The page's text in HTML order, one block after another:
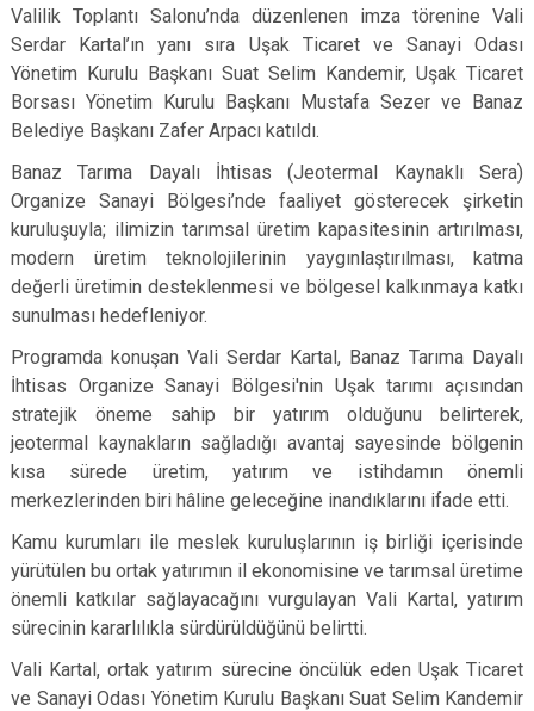
Valilik Toplantı Salonu’nda düzenlenen imza törenine Vali
Serdar Kartal’ın yanı sıra Uşak Ticaret ve Sanayi Odası
Yönetim Kurulu Başkanı Suat Selim Kandemir, Uşak Ticaret
Borsası Yönetim Kurulu Başkanı Mustafa Sezer ve Banaz
Belediye Başkanı Zafer Arpacı katıldı.
Banaz Tarıma Dayalı İhtisas (Jeotermal Kaynaklı Sera)
Organize Sanayi Bölgesi’nde faaliyet gösterecek şirketin
kuruluşuyla; ilimizin tarımsal üretim kapasitesinin artırılması,
modern üretim teknolojilerinin yaygınlaştırılması, katma
değerli üretimin desteklenmesi ve bölgesel kalkınmaya katkı
sunulması hedefleniyor.
Programda konuşan Vali Serdar Kartal, Banaz Tarıma Dayalı
İhtisas Organize Sanayi Bölgesi'nin Uşak tarımı açısından
stratejik öneme sahip bir yatırım olduğunu belirterek,
jeotermal kaynakların sağladığı avantaj sayesinde bölgenin
kısa sürede üretim, yatırım ve istihdamın önemli
merkezlerinden biri hâline geleceğine inandıklarını ifade etti.
Kamu kurumları ile meslek kuruluşlarının iş birliği içerisinde
yürütülen bu ortak yatırımın il ekonomisine ve tarımsal üretime
önemli katkılar sağlayacağını vurgulayan Vali Kartal, yatırım
sürecinin kararlılıkla sürdürüldüğünü belirtti.
Vali Kartal, ortak yatırım sürecine öncülük eden Uşak Ticaret
ve Sanayi Odası Yönetim Kurulu Başkanı Suat Selim Kandemir